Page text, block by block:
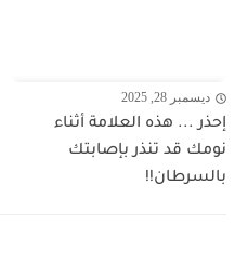
ديسمبر 28, 2025
إحذر ... هذه العلامة أثناء
نومك قد تنذر بإصابتك
بالسرطان!!